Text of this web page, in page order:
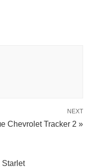
NEXT
Chevrolet Tracker 2 »
Starlet